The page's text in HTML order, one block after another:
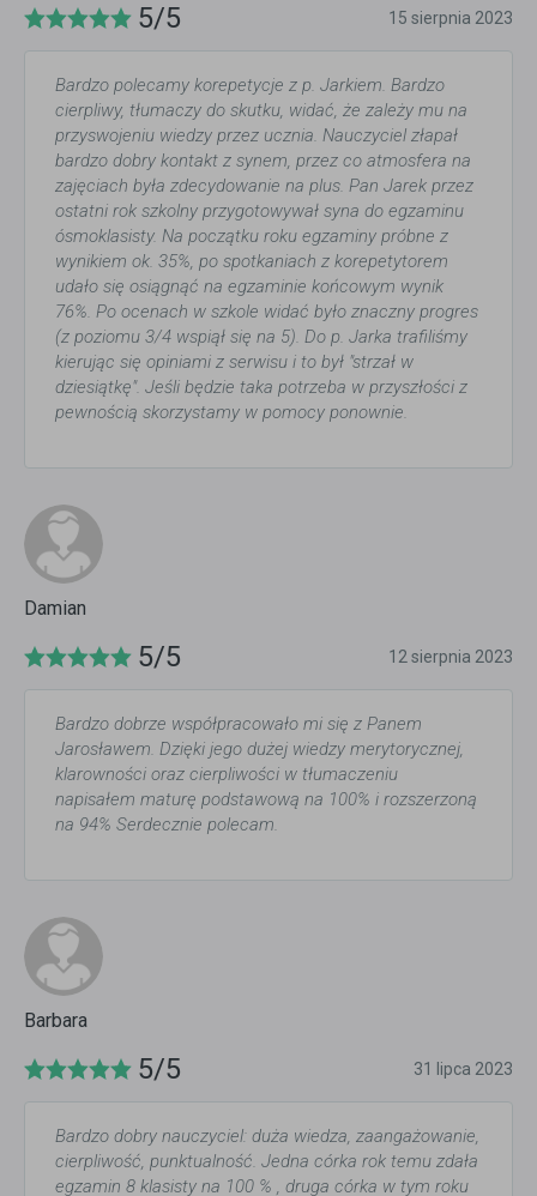
5/5 15 sierpnia 2023
Bardzo polecamy korepetycje z p. Jarkiem. Bardzo
cierpliwy, tłumaczy do skutku, widać, że zależy mu na
przyswojeniu wiedzy przez ucznia. Nauczyciel złapał
bardzo dobry kontakt z synem, przez co atmosfera na
zajęciach była zdecydowanie na plus. Pan Jarek przez
ostatni rok szkolny przygotowywał syna do egzaminu
ósmoklasisty. Na początku roku egzaminy próbne z
wynikiem ok. 35%, po spotkaniach z korepetytorem
udało się osiągnąć na egzaminie końcowym wynik
76%. Po ocenach w szkole widać było znaczny progres
(z poziomu 3/4 wspiął się na 5). Do p. Jarka trafiliśmy
kierując się opiniami z serwisu i to był "strzał w
dziesiątkę". Jeśli będzie taka potrzeba w przyszłości z
pewnością skorzystamy w pomocy ponownie.
Damian
5/5 12 sierpnia 2023
Bardzo dobrze współpracowało mi się z Panem
Jarosławem. Dzięki jego dużej wiedzy merytorycznej,
klarowności oraz cierpliwości w tłumaczeniu
napisałem maturę podstawową na 100% i rozszerzoną
na 94% Serdecznie polecam.
Barbara
5/5 31 lipca 2023
Bardzo dobry nauczyciel: duża wiedza, zaangażowanie,
cierpliwość, punktualność. Jedna córka rok temu zdała
egzamin 8 klasisty na 100 % , druga córka w tym roku